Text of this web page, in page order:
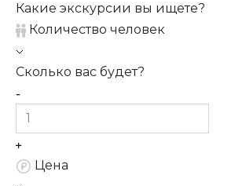
Какие экскурсии вы ищете?
Количество человек
Сколько вас будет?
Цена